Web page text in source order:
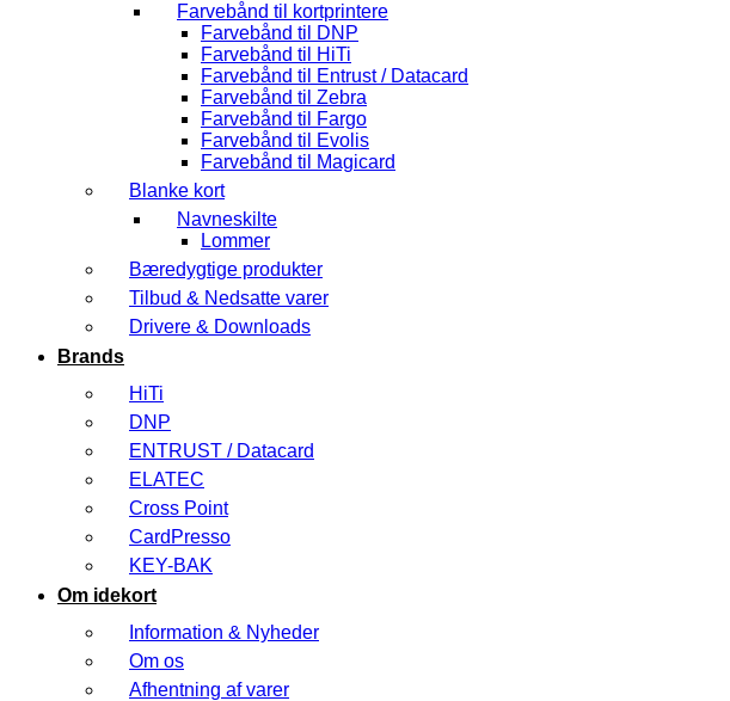
Farvebånd til kortprintere
Farvebånd til DNP
Farvebånd til HiTi
Farvebånd til Entrust / Datacard
Farvebånd til Zebra
Farvebånd til Fargo
Farvebånd til Evolis
Farvebånd til Magicard
Blanke kort
Navneskilte
Lommer
Bæredygtige produkter
Tilbud & Nedsatte varer
Drivere & Downloads
Brands
HiTi
DNP
ENTRUST / Datacard
ELATEC
Cross Point
CardPresso
KEY-BAK
Om idekort
Information & Nyheder
Om os
Afhentning af varer